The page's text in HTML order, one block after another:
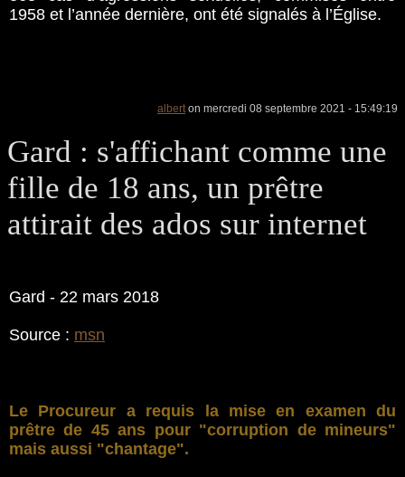
1958 et l’année dernière, ont été signalés à l’Église.
alberton mercredi 08 septembre 2021 - 15:49:19
Gard : s'affichant comme une
fille de 18 ans, un prêtre
attirait des ados sur internet
Gard - 22 mars 2018
Source : msn
Le Procureur a requis la mise en examen du
prêtre de 45 ans pour "corruption de mineurs"
mais aussi "chantage".